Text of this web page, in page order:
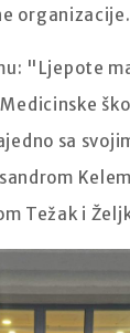
organizacije.
"Ljepote
sa
Težak i